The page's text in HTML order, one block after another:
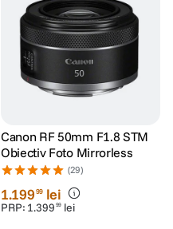
Canon RF 50mm F1.8 STM
Obiectiv Foto Mirrorless
(29)
1.19999 lei
PRP: 1.399 99 lei